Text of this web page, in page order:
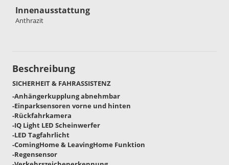
Innenausstattung
Anthrazit
Beschreibung
SICHERHEIT & FAHRASSISTENZ
-Anhängerkupplung abnehmbar
-Einparksensoren vorne und hinten
-Rückfahrkamera
-IQ Light LED Scheinwerfer
-LED Tagfahrlicht
-ComingHome & LeavingHome Funktion
-Regensensor